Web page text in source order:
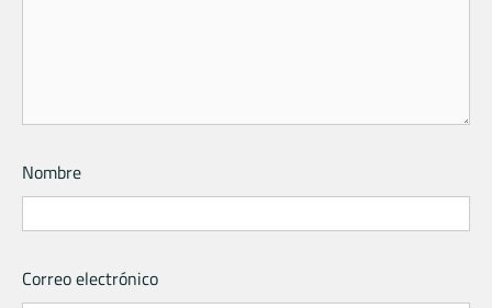
Nombre
Correo electrónico